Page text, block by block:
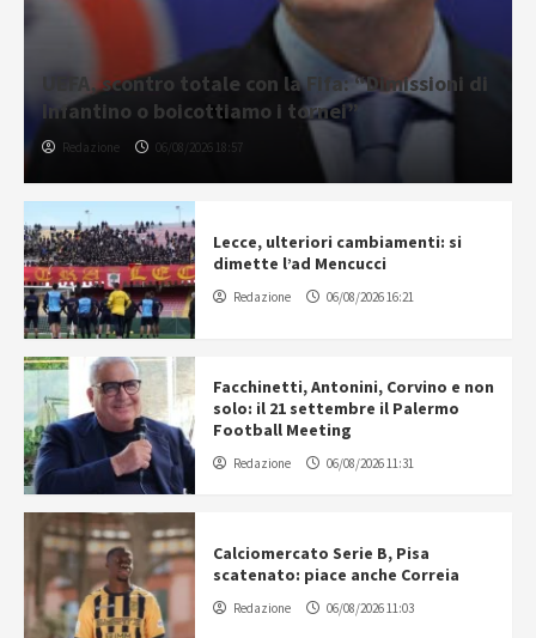
UEFA, scontro totale con la Fifa: “Dimissioni di
Infantino o boicottiamo i tornei”
Redazione 06/08/2026 18:57
Lecce, ulteriori cambiamenti: si
dimette l’ad Mencucci
Redazione 06/08/2026 16:21
Facchinetti, Antonini, Corvino e non
solo: il 21 settembre il Palermo
Football Meeting
Redazione 06/08/2026 11:31
Calciomercato Serie B, Pisa
scatenato: piace anche Correia
Redazione 06/08/2026 11:03